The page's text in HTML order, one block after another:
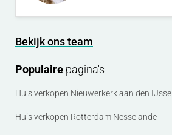
Bekijk ons team
Populaire pagina's
Huis verkopen Nieuwerkerk aan den IJssel
Huis verkopen Rotterdam Nesselande